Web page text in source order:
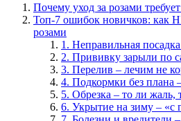
Почему уход за розами
Топ-7 ошибок новичков: как
розами
1. Неправильная
2. Прививку зарыли по
3. Перелив – лечим не
4. Подкормки без плана
5. Обрезка – то ли жаль,
6. Укрытие на зиму – «с